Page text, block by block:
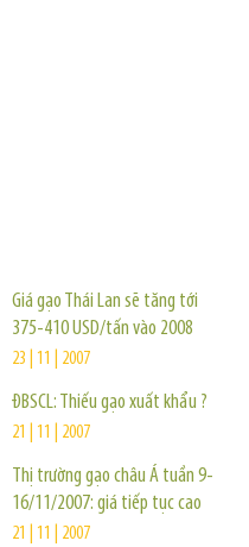
Giá gạo Thái Lan sẽ tăng tới
375-410 USD/tấn vào 2008
23 | 11 | 2007
ĐBSCL: Thiếu gạo xuất khẩu ?
21 | 11 | 2007
Thị trường gạo châu Á tuần 9-
16/11/2007: giá tiếp tục cao
21 | 11 | 2007